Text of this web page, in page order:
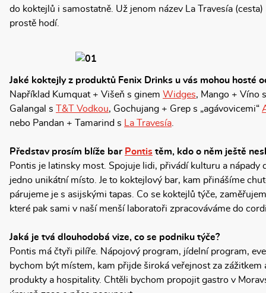
do koktejlů i samostatně. Už jenom název La Travesía
prostě hodí.
Jaké koktejly z produktů Fenix Drinks u vás mohou hosté
Například Kumquat + Višeň s ginem Widges, Mango + Víno
Galangal s
T&T Vodkou, Gochujang + Grep s „agávovicemi“
nebo Pandan + Tamarind s
La Travesía
Představ prosím blíže bar Pontis těm, kdo o něm ještě
Pontis je latinsky most. Spojuje lidi, přivádí kulturu a nápady
jedno unikátní místo. Je to koktejlový bar, kam přinášíme
párujeme je s asijskými tapas. Co se koktejlů týče,
které pak sami v naší menší laboratoři zpracováváme do
Jaká je tvá dlouhodobá vize, co se podniku týče?
Pontis má čtyři pilíře. Nápojový program, jídelní program,
bychom být místem, kam přijde široká veřejnost za zážitkem
produkty a hospitality. Chtěli bychom propojit gastro v